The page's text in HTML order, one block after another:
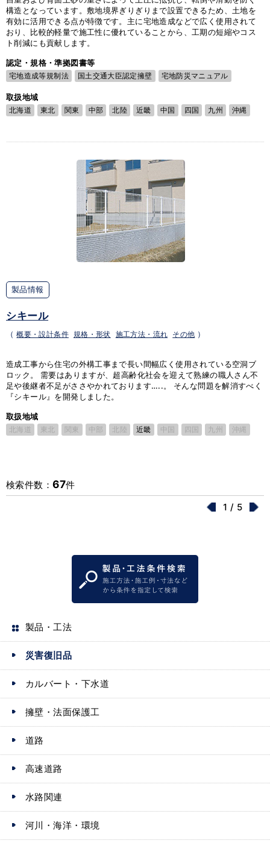
構造となっています。敷地境界ぎりぎりまで設置できるため、土地を
有効に活用できる点が特徴です。主に宅地造成などで広く使用されて
おり、比較的軽量で施工性に優れていることから、工期の短縮やコス
ト削減にも貢献します。
認定・規格・準拠図書等
宅地造成等規制法 国土交通大臣認定擁壁 宅地防災マニュアル
取扱地域
北海道 東北 関東 中部 北陸 近畿 中国 四国 九州 沖縄
製品情報
シキール
（ 概要・設計条件 規格・形状 施工方法・流れ その他 ）
造成工事から住宅の外構工事まで長い間幅広く使用されている空洞ブ
ロック。 需要はありますが、超高齢化社会を迎えて熟練の職人さん不
足や後継者不足がささやかれております…..。 そんな問題を解消すべく
『シキール』を開発しました。
取扱地域
北海道 東北 関東 中部 北陸 近畿 中国 四国 九州 沖縄
検索件数：67件
1 / 5
製品・工法
災害復旧品
カルバート・下水道
擁壁・法面保護工
道路
高速道路
水路関連
河川・海洋・環境